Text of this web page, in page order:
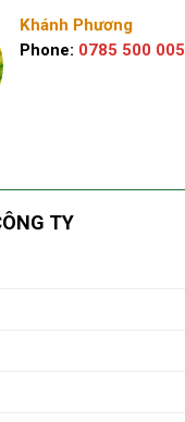
Khánh Phương
Phone: 0785 500 005
TY